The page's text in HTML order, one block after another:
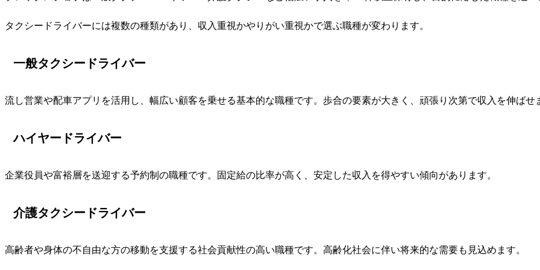
タクシードライバーには複数の種類があり、収入重視かやりがい重視かで選ぶ職種が変わります。
一般タクシードライバー
流し営業や配車アプリを活用し、幅広い顧客を乗せる基本的な職種です。歩合の要素が大きく、頑張り次第で収入を伸ばせ
ハイヤードライバー
企業役員や富裕層を送迎する予約制の職種です。固定給の比率が高く、安定した収入を得やすい傾向があります。
介護タクシードライバー
高齢者や身体の不自由な方の移動を支援する社会貢献性の高い職種です。高齢化社会に伴い将来的な需要も見込めます。